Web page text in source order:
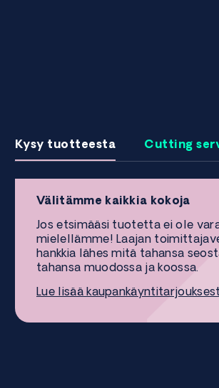
Kysy tuotteesta Cutting
Välitämme kaikkia kokoja
Jos etsimääsi tuotetta ei ole
mielellämme! Laajan
hankkia lähes mitä tahansa
tahansa muodossa ja koossa.
Lue lisää